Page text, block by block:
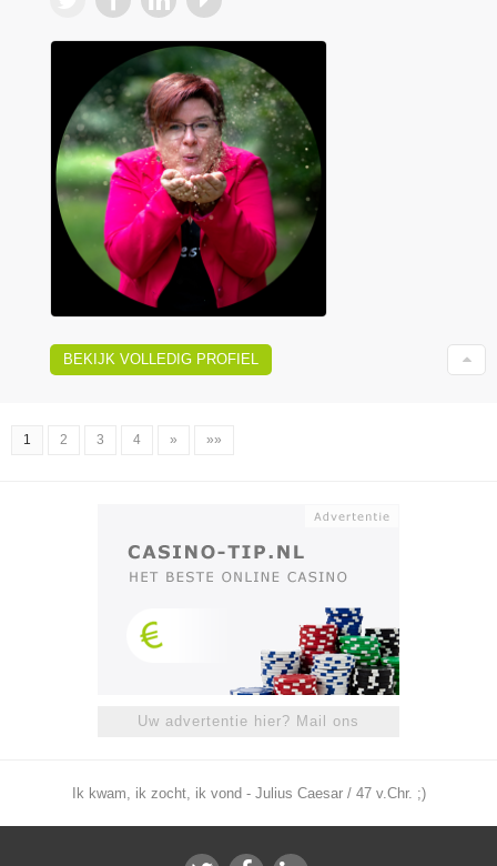
BEKIJK VOLLEDIG PROFIEL
1 2 3 4 » »»
Uw advertentie hier? Mail ons
Ik kwam, ik zocht, ik vond - Julius Caesar / 47 v.Chr. ;)